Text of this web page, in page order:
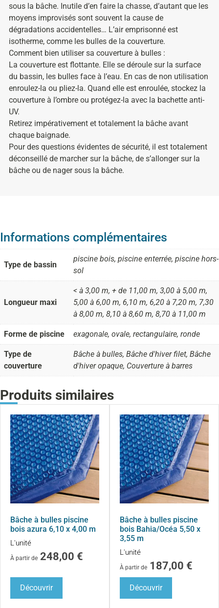
sous la bâche. Inutile d’en faire la chasse, d’autant que les
moyens improvisés sont souvent la cause de
dégradations accidentelles… L’air emprisonné est
isotherme, comme les bulles de la couverture.
Comment bien utiliser sa couverture à bulles :
La couverture est flottante. Elle se déroule sur la surface
du bassin, les bulles face à l’eau. En cas de non utilisation
enroulez-la ou pliez-la. Quand elle est enroulée, stockez la
couverture à l’ombre ou protégez-la avec la bachette anti-
UV.
Retirez impérativement et totalement la bâche avant
chaque baignade.
Pour des questions évidentes de sécurité, il est totalement
déconseillé de marcher sur la bâche, de s’allonger sur la
bâche ou de nager sous la bâche.
Informations complémentaires
Type de bassin
piscine bois, piscine enterrée, piscine hors-
sol
Longueur maxi
< à 3,00 m, + de 11,00 m, 3,00 à 5,00 m,
5,00 à 6,00 m, 6,10 m, 6,20 à 7,20 m, 7,30
à 8,00 m, 8,10 à 8,60 m, 8,70 à 11,00 m
Forme de piscine exagonale, ovale, rectangulaire, ronde
Type de
couverture
Bâche à bulles, Bâche d'hiver filet, Bâche
d'hiver opaque, Couverture à barres
Produits similaires
Bâche à bulles piscine
bois azura 6,10 x 4,00 m
L'unité
À partir de 248,00 €
Découvrir
Bâche à bulles piscine
bois Bahia/Océa 5,50 x
3,55 m
L'unité
À partir de 187,00 €
Découvrir